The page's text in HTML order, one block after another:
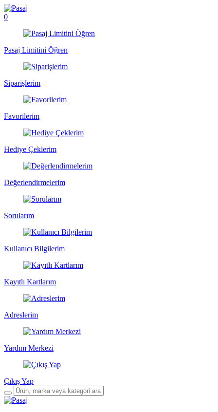
0
Pasaj Limitini Öğren
Siparişlerim
Favorilerim
Hediye Çeklerim
Değerlendirmelerim
Sorularım
Kullanıcı Bilgilerim
Kayıtlı Kartlarım
Adreslerim
Yardım Merkezi
Çıkış Yap